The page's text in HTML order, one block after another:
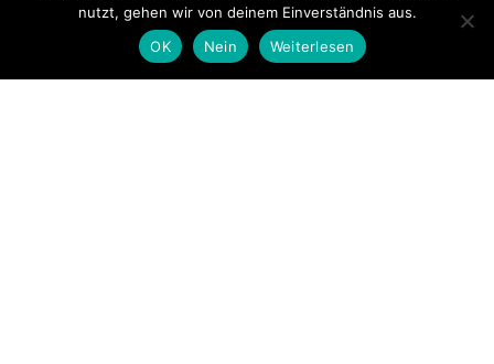
nutzt, gehen wir von deinem Einverständnis aus.
OK
Nein Weiterlesen